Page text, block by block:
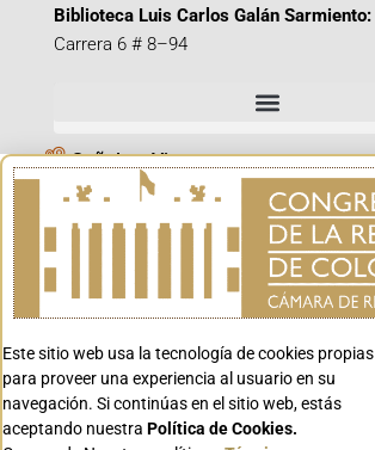
Biblioteca Luis Carlos Galán Sarmiento:
Carrera 6 # 8–94
Señal en Vivo
Facebook_@CamaraColombia
Instagram_@CamaraColombia
X_@CamaraColombia
Youtube_@CamaraColombia
Tiktok_@CamaraColombia
Youtube_@CanalCongreso
Este sitio web usa la tecnología de cookies propias
para proveer una experiencia al usuario en su
navegación. Si continúas en el sitio web, estás
aceptando nuestra Política de Cookies.